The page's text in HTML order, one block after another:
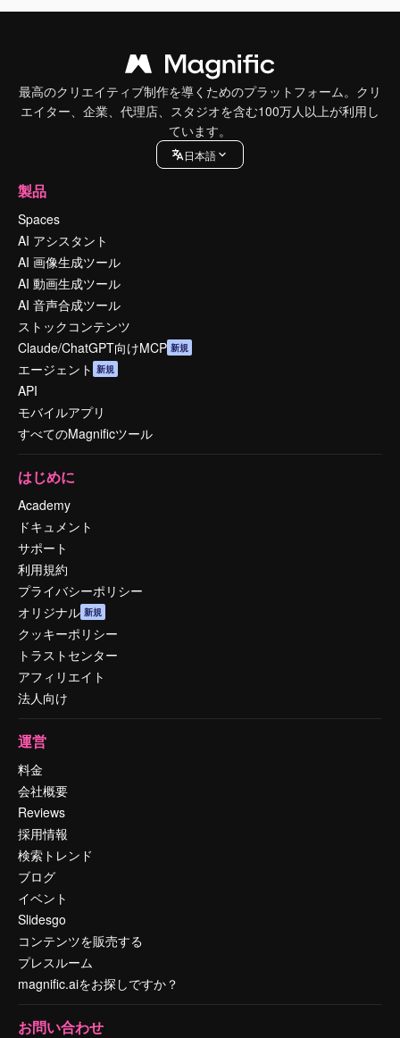
最高のクリエイティブ制作を導くためのプラットフォーム。クリ
エイター、企業、代理店、スタジオを含む100万人以上が利用し
ています。
日本語
製品
Spaces
AI アシスタント
AI 画像生成ツール
AI 動画生成ツール
AI 音声合成ツール
ストックコンテンツ
Claude/ChatGPT向けMCP 新規
エージェント 新規
API
モバイルアプリ
すべてのMagnificツール
はじめに
Academy
ドキュメント
サポート
利用規約
プライバシーポリシー
オリジナル 新規
クッキーポリシー
トラストセンター
アフィリエイト
法人向け
運営
料金
会社概要
Reviews
採用情報
検索トレンド
ブログ
イベント
Slidesgo
コンテンツを販売する
プレスルーム
magnific.aiをお探しですか？
お問い合わせ